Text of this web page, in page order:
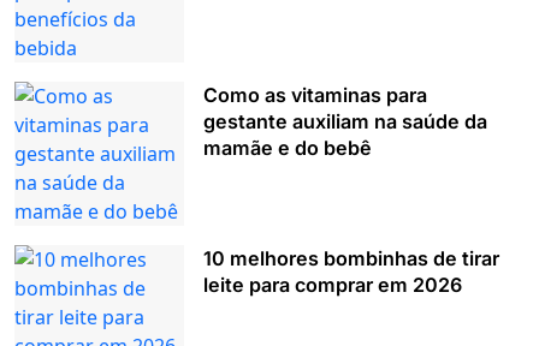
Como as vitaminas para
gestante auxiliam na saúde da
mamãe e do bebê
10 melhores bombinhas de tirar
leite para comprar em 2026